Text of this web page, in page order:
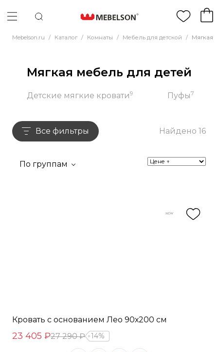
Mebelson.ru / Каталог / Комнаты / Мебель для детской / Мягкая
Мягкая мебель для детей
Детские мягкие кровати9 Пуфы7
Все фильтры Найдено 16
По группам
Кровать с основанием Лео 90х200 см
23 405 ₽27 290 ₽ 14%